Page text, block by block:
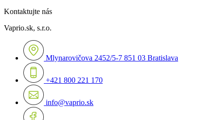
Kontaktujte nás
Vaprio.sk, s.r.o.
Mlynarovičova 2452/5-7 851 03 Bratislava
+421 800 221 170
info@vaprio.sk